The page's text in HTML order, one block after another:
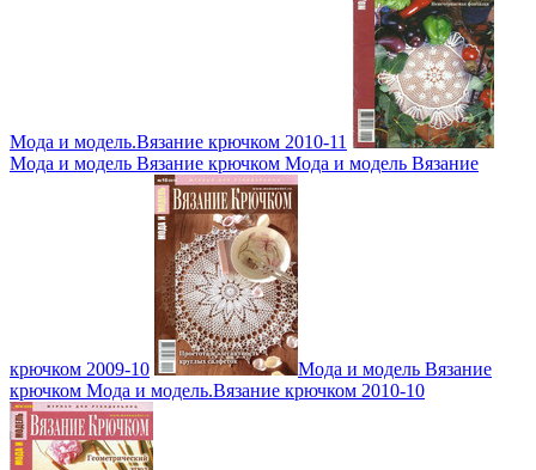
Мода и модель.Вязание крючком 2010-11
Мода и модель Вязание крючком Мода и модель Вязание
крючком 2009-10
Мода и модель Вязание
крючком Мода и модель.Вязание крючком 2010-10